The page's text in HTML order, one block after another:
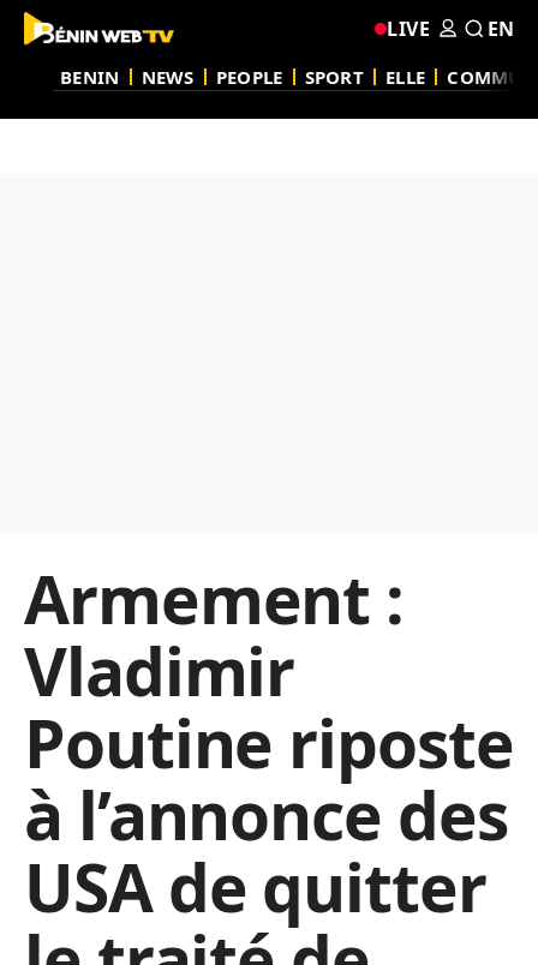
BENIN NEWS PEOPLE SPORT ELLE
LIVE EN
Armement :
Vladimir
Poutine riposte
à l’annonce des
USA de quitter